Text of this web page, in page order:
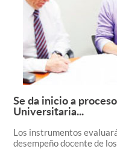
Se da inicio a
Universitaria...
Los instrumentos
desempeño docente de